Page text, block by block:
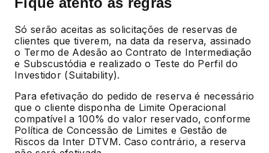
Só serão aceitas as solicitações de reservas de
clientes que tiverem, na data da reserva, assinado
o Termo de Adesão ao Contrato de Intermediação
e Subscustódia e realizado o Teste do Perfil do
Investidor (Suitability).
Para efetivação do pedido de reserva é necessário
que o cliente disponha de Limite Operacional
compatível a 100% do valor reservado, conforme
Política de Concessão de Limites e Gestão de
Riscos da Inter DTVM. Caso contrário, a reserva